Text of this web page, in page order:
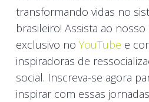
transformando vidas no
brasileiro! Assista ao
exclusivo no YouTube e
inspiradoras de
social. Inscreva-se agora
inspirar com essas